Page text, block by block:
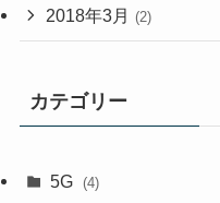
2018年3月 (2)
カテゴリー
5G (4)